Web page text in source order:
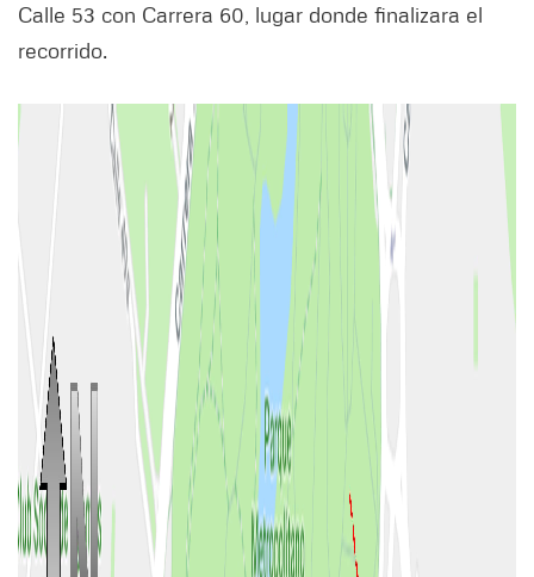
Calle 53 con Carrera 60, lugar donde finalizara el
recorrido.